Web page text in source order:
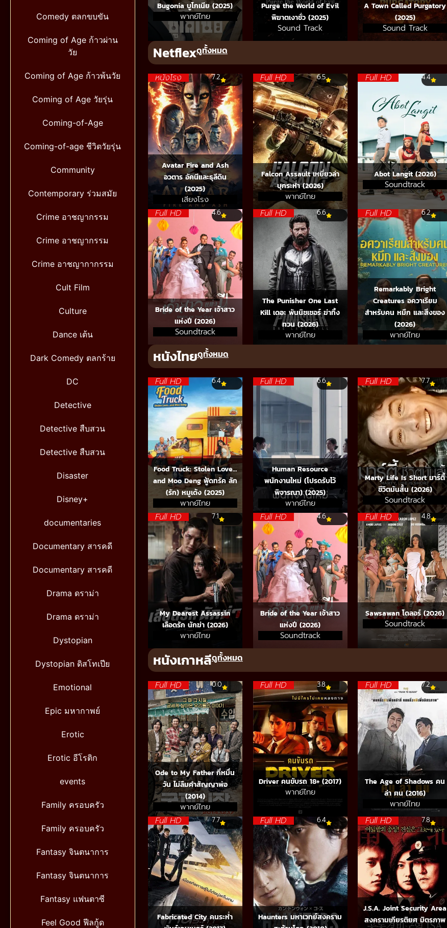
Comedy ตลกขบขัน
Coming of Age ก้าวผ่าน
วัย
Coming of Age ก้าวพ้นวัย
Coming of Age วัยรุ่น
Coming-of-Age
Coming-of-age ชีวิตวัยรุ่น
Community
Contemporary ร่วมสมัย
Crime อาชญากรรม
Crime อาชญากรรม
Crime อาชญากากรรม
Cult Film
Culture
Dance เต้น
Dark Comedy ตลกร้าย
DC
Detective
Detective สืบสวน
Detective สืบสวน
Disaster
Disney+
documentaries
Documentary สารคดี
Documentary สารคดี
Drama ดราม่า
Drama ดราม่า
Dystopian
Dystopian ดิสโทเปีย
Emotional
Epic มหากาพย์
Erotic
Erotic อีโรติก
events
Family ครอบครัว
Family ครอบครัว
Fantasy จินตนาการ
Fantasy จินตนาการ
Fantasy แฟนตาซี
Feel Good ฟีลกู้ด
Bugonia บูโกเนีย (2025)
พากย์ไทย
Purge the World of Evil
พิฆาตเงาชั่ว (2025)
Sound Track
A Town Called Purgatory
(2025)
Sound Track
Netflexดูทั้งหมด
หนังโรง 7.2
Avatar Fire and Ash
อวตาร อัคนีและธุลีดิน
(2025)
เสียงโรง
Full HD 6.5
Falcon Assault เหยี่ยวล่า
บุกระห่ำ (2026)
พากย์ไทย
Full HD 4.4
Abot Langit (2026)
Soundtrack
Full HD 4.6
Bride of the Year เจ้าสาว
แห่งปี (2026)
Soundtrack
Full HD 6.6
The Punisher One Last
Kill เดอะ พันนิชเชอร์ ฆ่าทิ้ง
ทวน (2026)
พากย์ไทย
Full HD 6.2
Remarkably Bright
Creatures อควาเรียม
สำหรับคน หมึก และสิ่งของ
(2026)
พากย์ไทย
หนังไทยดูทั้งหมด
Full HD 6.4
Food Truck: Stolen Love…
and Moo Deng ฟู้ดทรัค ลัก
(รัก) หมูเด้ง (2025)
พากย์ไทย
Full HD 6.6
Human Resource
พนักงานใหม่ (โปรดรับไว้
พิจารณา) (2025)
พากย์ไทย
Full HD 7.7
Marty Life Is Short มาร์ตี้
ชีวิตมันสั้น (2026)
Soundtrack
Full HD 7.1
My Dearest Assassin
เลือดรัก นักฆ่า (2026)
พากย์ไทย
Full HD 4.6
Bride of the Year เจ้าสาว
แห่งปี (2026)
Soundtrack
Full HD 4.8
Sawsawan โดลอร์ (2026)
Soundtrack
หนังเกาหลีดูทั้งหมด
Full HD 0.0
Ode to My Father กี่หมื่น
วัน ไม่ลืมคำสัญญาพ่อ
(2014)
พากย์ไทย
Full HD 3.8
Driver คนขับรถ 18+ (2017)
พากย์ไทย
Full HD 7.2
The Age of Shadows คน
ล่า ฅน (2016)
พากย์ไทย
Full HD 7.7
Fabricated City คนระห่ำ
Full HD 6.4
Haunters มหาเวทย์สงคราม
Full HD 7.8
J.S.A. Joint Security Area
สงครามเกียรติยศ มิตรภาพ